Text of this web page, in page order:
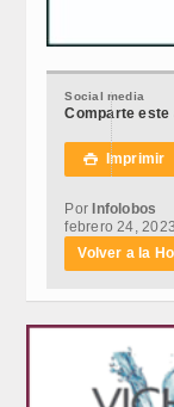
Social media
Comparte este
 Imprimir
Por Infolobos
febrero 24,
Volver a la